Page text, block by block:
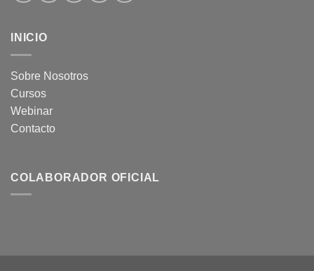
INICIO
Sobre Nosotros
Cursos
Webinar
Contacto
COLABORADOR OFICIAL